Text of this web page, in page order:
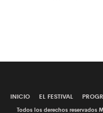
INICIO EL FESTIVAL
Todos los derechos reservados